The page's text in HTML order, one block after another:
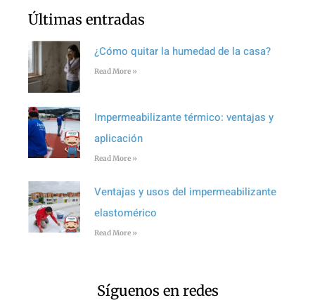
Últimas entradas
¿Cómo quitar la humedad de la casa?
Read More »
Impermeabilizante térmico: ventajas y
aplicación
Read More »
Ventajas y usos del impermeabilizante
elastomérico
Read More »
Síguenos en redes